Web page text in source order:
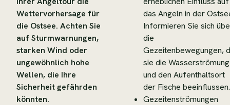
Wettervorhersage für
die Ostsee. Achten Sie
auf Sturmwarnungen,
starken Wind oder
ungewöhnlich hohe
Wellen, die Ihre
Sicherheit gefährden
könnten.
das Angeln in der
Informieren Sie sich
die
Gezeitenbewegungen,
sie die Wasserströmung
und den Aufenthaltsort
der Fische beeinflussen.
Gezeitenströmungen